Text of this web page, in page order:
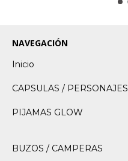
NAVEGACIÓN
Inicio
CAPSULAS / PERSONAJES
PIJAMAS GLOW
BUZOS / CAMPERAS